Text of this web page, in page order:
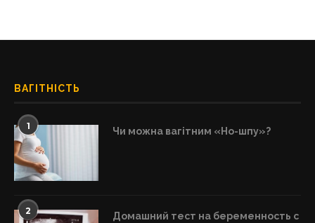
ВАГІТНІСТЬ
1 Чи можна вагітним «Но-шпу»?
2
Домашний тест на беременность с